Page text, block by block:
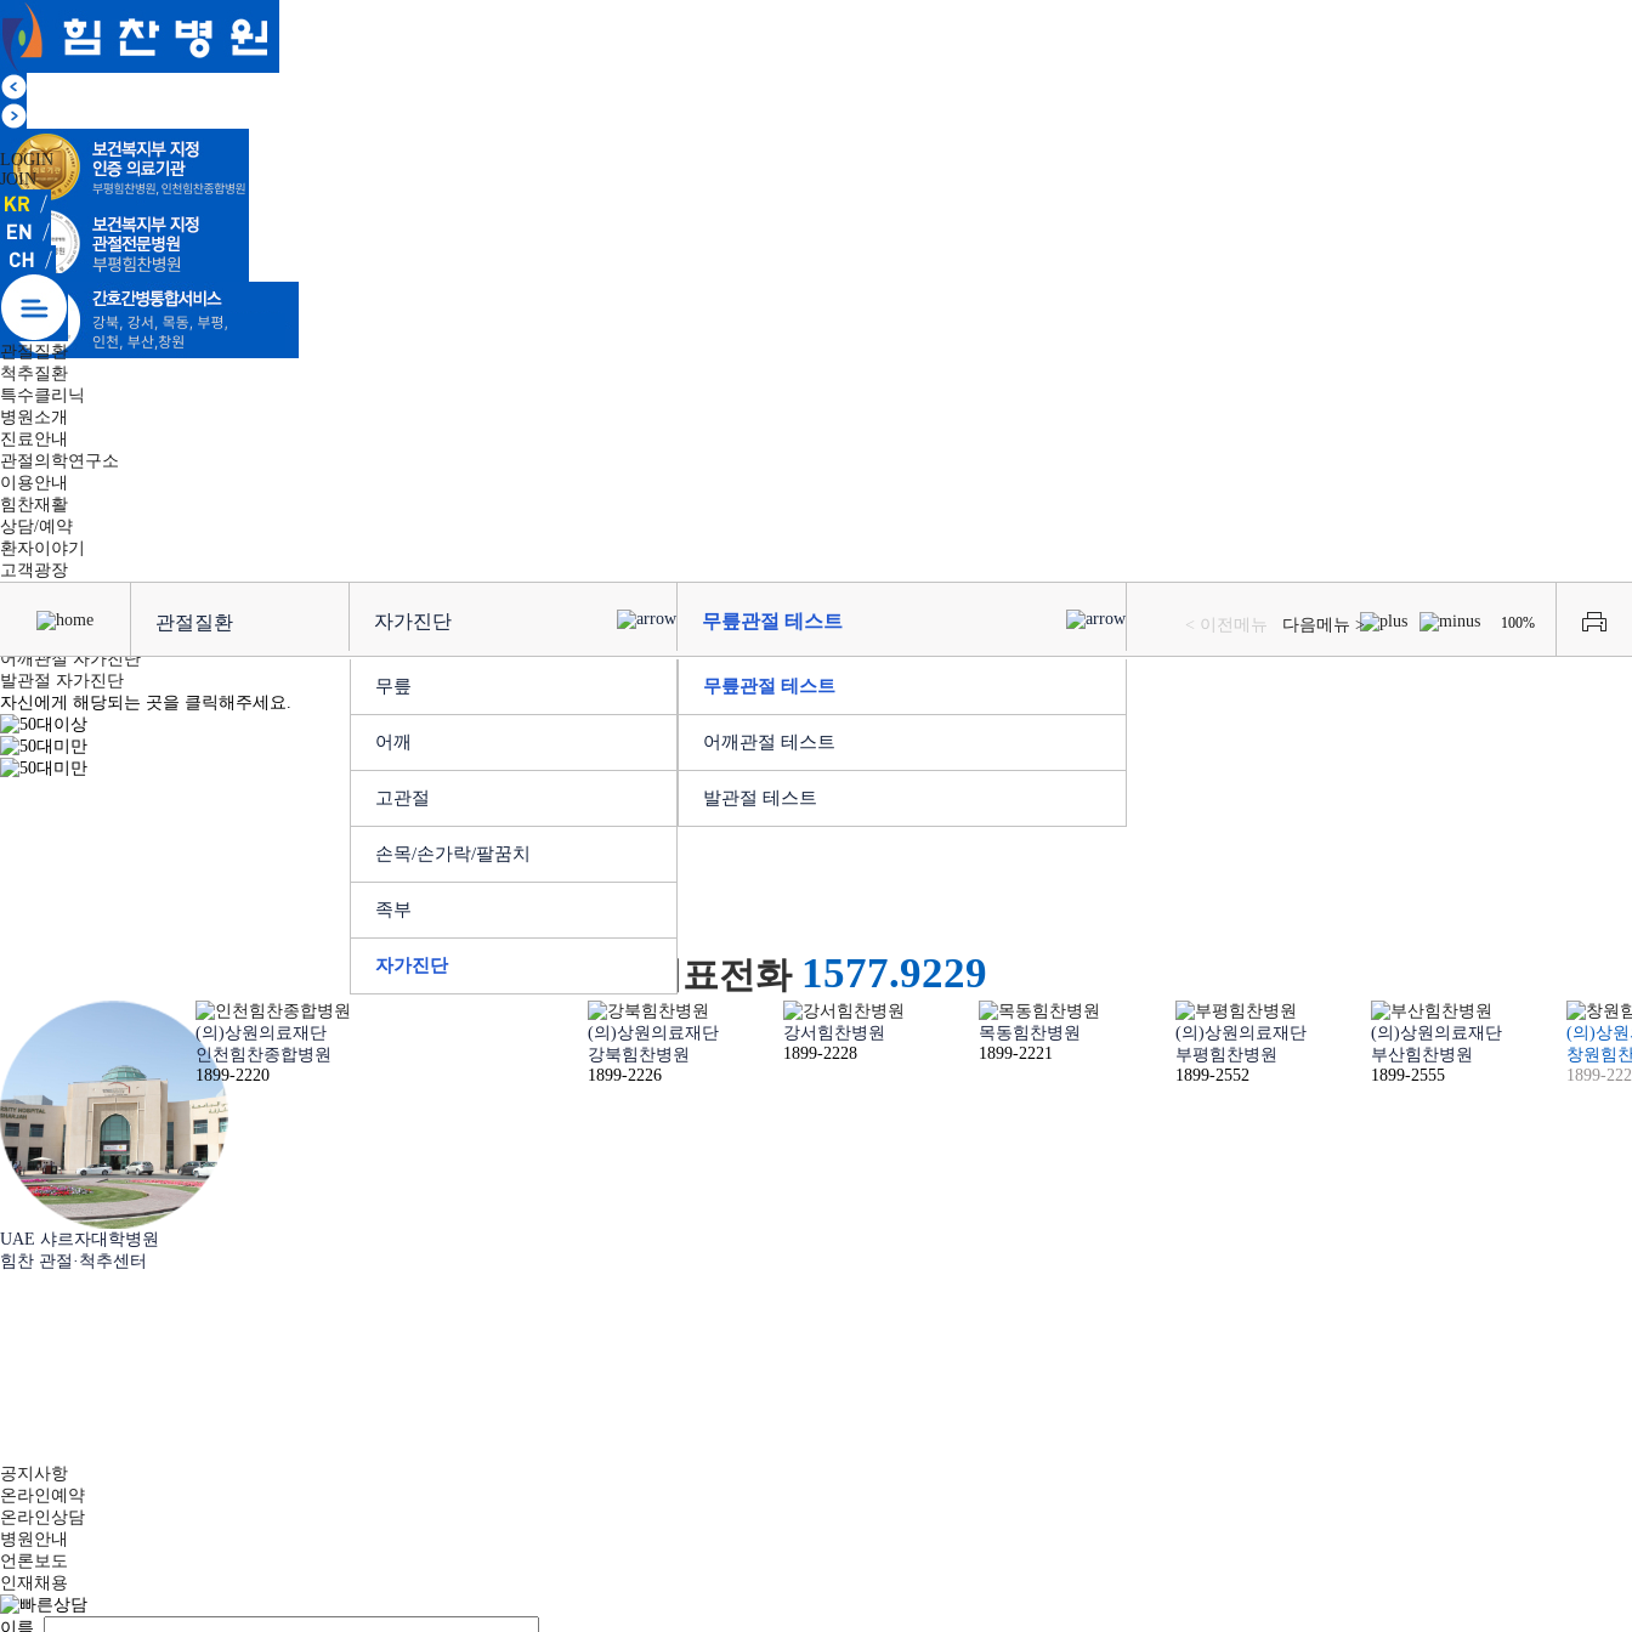
LOGIN
JOIN
관절질환
척추질환
특수클리닉
병원소개
진료안내
관절의학연구소
이용안내
힘찬재활
상담/예약
환자이야기
고객광장
관절질환 자가진단
무릎
어깨
고관절
손목/손가락/팔꿈치
족부
자가진단
무릎관절 테스트
무릎관절 테스트
어깨관절 테스트
발관절 테스트
100%
< 이전메뉴 다음메뉴 >
무릎관절 자가진단
어깨관절 자가진단
발관절 자가진단
자신에게 해당되는 곳을 클릭해주세요.
대표전화 1577.9229
UAE 샤르자대학병원
힘찬 관절·척추센터
(의)상원의료재단
인천힘찬종합병원
1899-2220
(의)상원의료재단
강북힘찬병원
1899-2226
강서힘찬병원
1899-2228
목동힘찬병원
1899-2221
(의)상원의료재단
부평힘찬병원
1899-2552
(의)상원의료재단
부산힘찬병원
1899-2555
(의)상
창원힘
1899-
공지사항
온라인예약
온라인상담
병원안내
언론보도
인재채용
이름